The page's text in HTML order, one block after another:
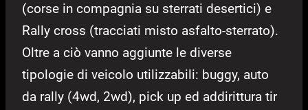
(corse in compagnia su sterrati desertici) e
Rally cross (tracciati misto asfalto-sterrato).
Oltre a ciò vanno aggiunte le diverse
tipologie di veicolo utilizzabili: buggy, auto
da rally (4wd, 2wd), pick up ed addirittura tir